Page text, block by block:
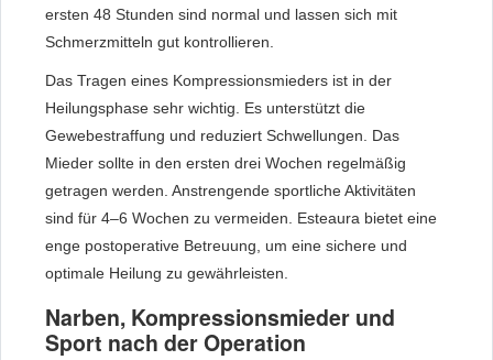
ersten 48 Stunden sind normal und lassen sich mit
Schmerzmitteln gut kontrollieren.
Das Tragen eines Kompressionsmieders ist in der
Heilungsphase sehr wichtig. Es unterstützt die
Gewebestraffung und reduziert Schwellungen. Das
Mieder sollte in den ersten drei Wochen regelmäßig
getragen werden. Anstrengende sportliche Aktivitäten
sind für 4–6 Wochen zu vermeiden. Esteaura bietet eine
enge postoperative Betreuung, um eine sichere und
optimale Heilung zu gewährleisten.
Narben, Kompressionsmieder und
Sport nach der Operation